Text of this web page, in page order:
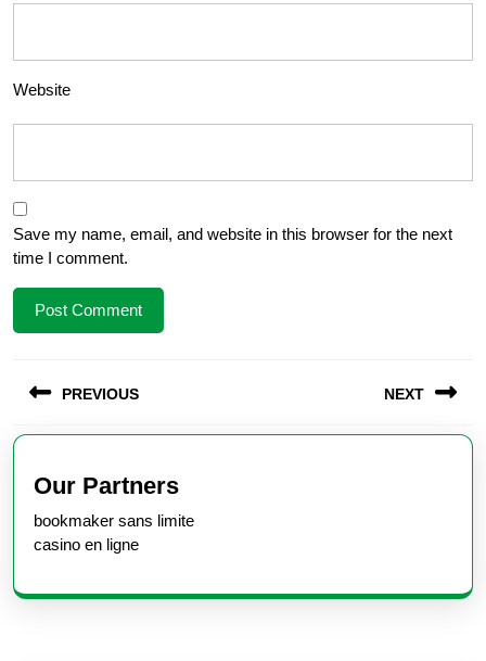
Website
Save my name, email, and website in this browser for the next
time I comment.
navigation
PREVIOUS
Previous
post:
NEXT
Our Partners
bookmaker sans limite
casino en ligne